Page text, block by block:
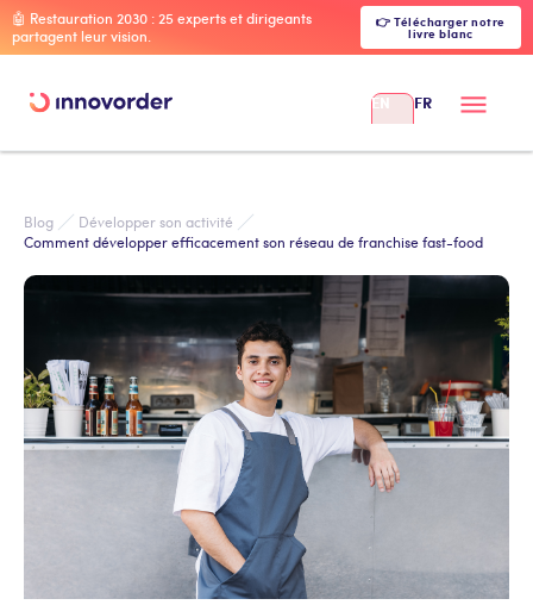
🤖 Restauration 2030 : 25 experts et dirigeants
partagent leur vision.
👉 Télécharger notre
livre blanc
EN FR
Blog
Développer son activité
Comment développer efficacement son réseau de franchise fast-food